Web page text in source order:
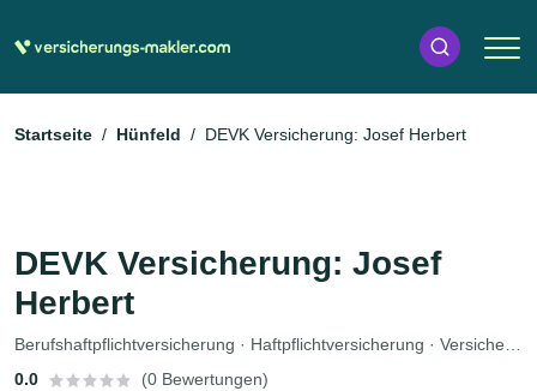
Startseite Hünfeld DEVK Versicherung: Josef Herbert
DEVK Versicherung: Josef
Herbert
0.0
(0 Bewertungen)